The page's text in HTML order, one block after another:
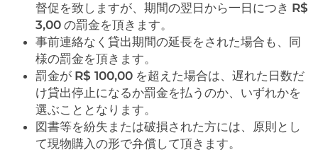
督促を致しますが、期間の翌日から一日につき R$
3,00 の罰金を頂きます。
事前連絡なく貸出期間の延長をされた場合も、同
様の罰金を頂きます。
罰金が R$ 100,00 を超えた場合は、遅れた日数だ
け貸出停止になるか罰金を払うのか、いずれかを
選ぶこととなります。
図書等を紛失または破損された方には、原則とし
て現物購入の形で弁償して頂きます。